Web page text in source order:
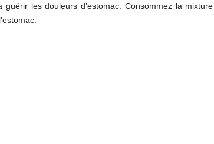
les douleurs d’estomac. Consommez la mixture